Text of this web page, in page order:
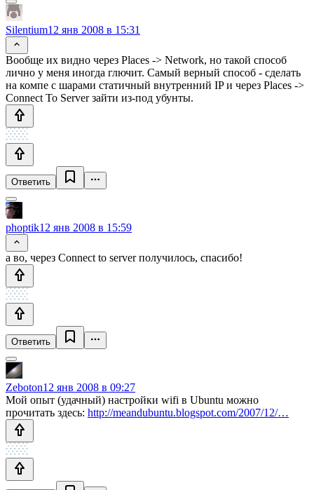
Silentium12 янв 2008 в 15:31
Вообще их видно через Places -> Network, но такой способ
лично у меня иногда глючит. Самый верный способ - сделать
на компе с шарами статичный внутренний IP и через Places ->
Connect To Server зайти из-под убунты.
Ответить
phoptik12 янв 2008 в 15:59
а во, через Connect to server получилось, спасибо!
Ответить
Zeboton12 янв 2008 в 09:27
Мой опыт (удачный) настройки wifi в Ubuntu можно
прочитать здесь: http://meandubuntu.blogspot.com/2007/12/…